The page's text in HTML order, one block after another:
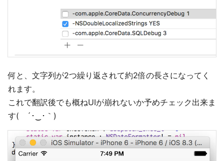
何と、文字列が2つ繰り返されて約2倍の長さになってく
れます。
これで翻訳後でも概ねUIが崩れないか予めチェック出来ま
す( ´･‿･｀)